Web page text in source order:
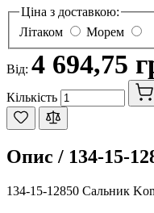
Ціна з доставкою:
Літаком
Морем
Від: 4 694,75
Кількість
Опис / 134-15-
134-15-12850 Сальник